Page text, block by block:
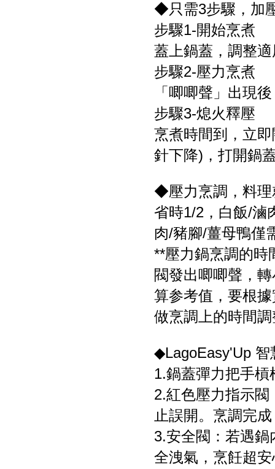
◆只需3步驟，加
步驟1-開始烹煮
蓋上鍋蓋，調整
步驟2-壓力烹煮
「唧唧聲」出現
步驟3-熄火釋壓
烹煮時間到，立
針下降)，打開鍋
◆壓力烹調，料理
省時1/2，白飯/滷
肉/豬腳/薑母鴨僅
**壓力鍋烹調的時
閥發出唧唧聲，
算参考值，要根
做烹調上的時間
◆LagoEasy'Up 智
1.鍋蓋彈力把手
2.紅色壓力指示
止誤開。烹調完
3.安全閥：若遇
全洩氣，烹飪超